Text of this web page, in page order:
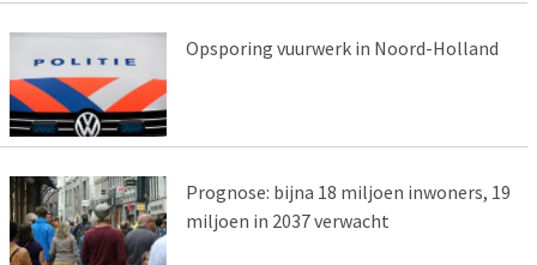
Opsporing vuurwerk in Noord-Holland
Prognose: bijna 18 miljoen inwoners, 19
miljoen in 2037 verwacht